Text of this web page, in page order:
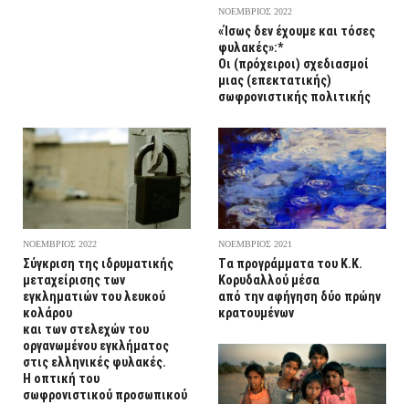
ΝΟΕΜΒΡΙΟΣ 2022
«Ίσως δεν έχουμε και τόσες
φυλακές»:*
Οι (πρόχειροι) σχεδιασμοί
μιας (επεκτατικής)
σωφρονιστικής πολιτικής
ΝΟΕΜΒΡΙΟΣ 2022
Σύγκριση της ιδρυματικής
μεταχείρισης των
εγκληματιών του λευκού
κολάρου
και των στελεχών του
οργανωμένου εγκλήματος
στις ελληνικές φυλακές.
Η οπτική του
σωφρονιστικού προσωπικού
ΝΟΕΜΒΡΙΟΣ 2021
Tα προγράμματα του K.K.
Kορυδαλλού μέσα
από την αφήγηση δύο πρώην
κρατουμένων